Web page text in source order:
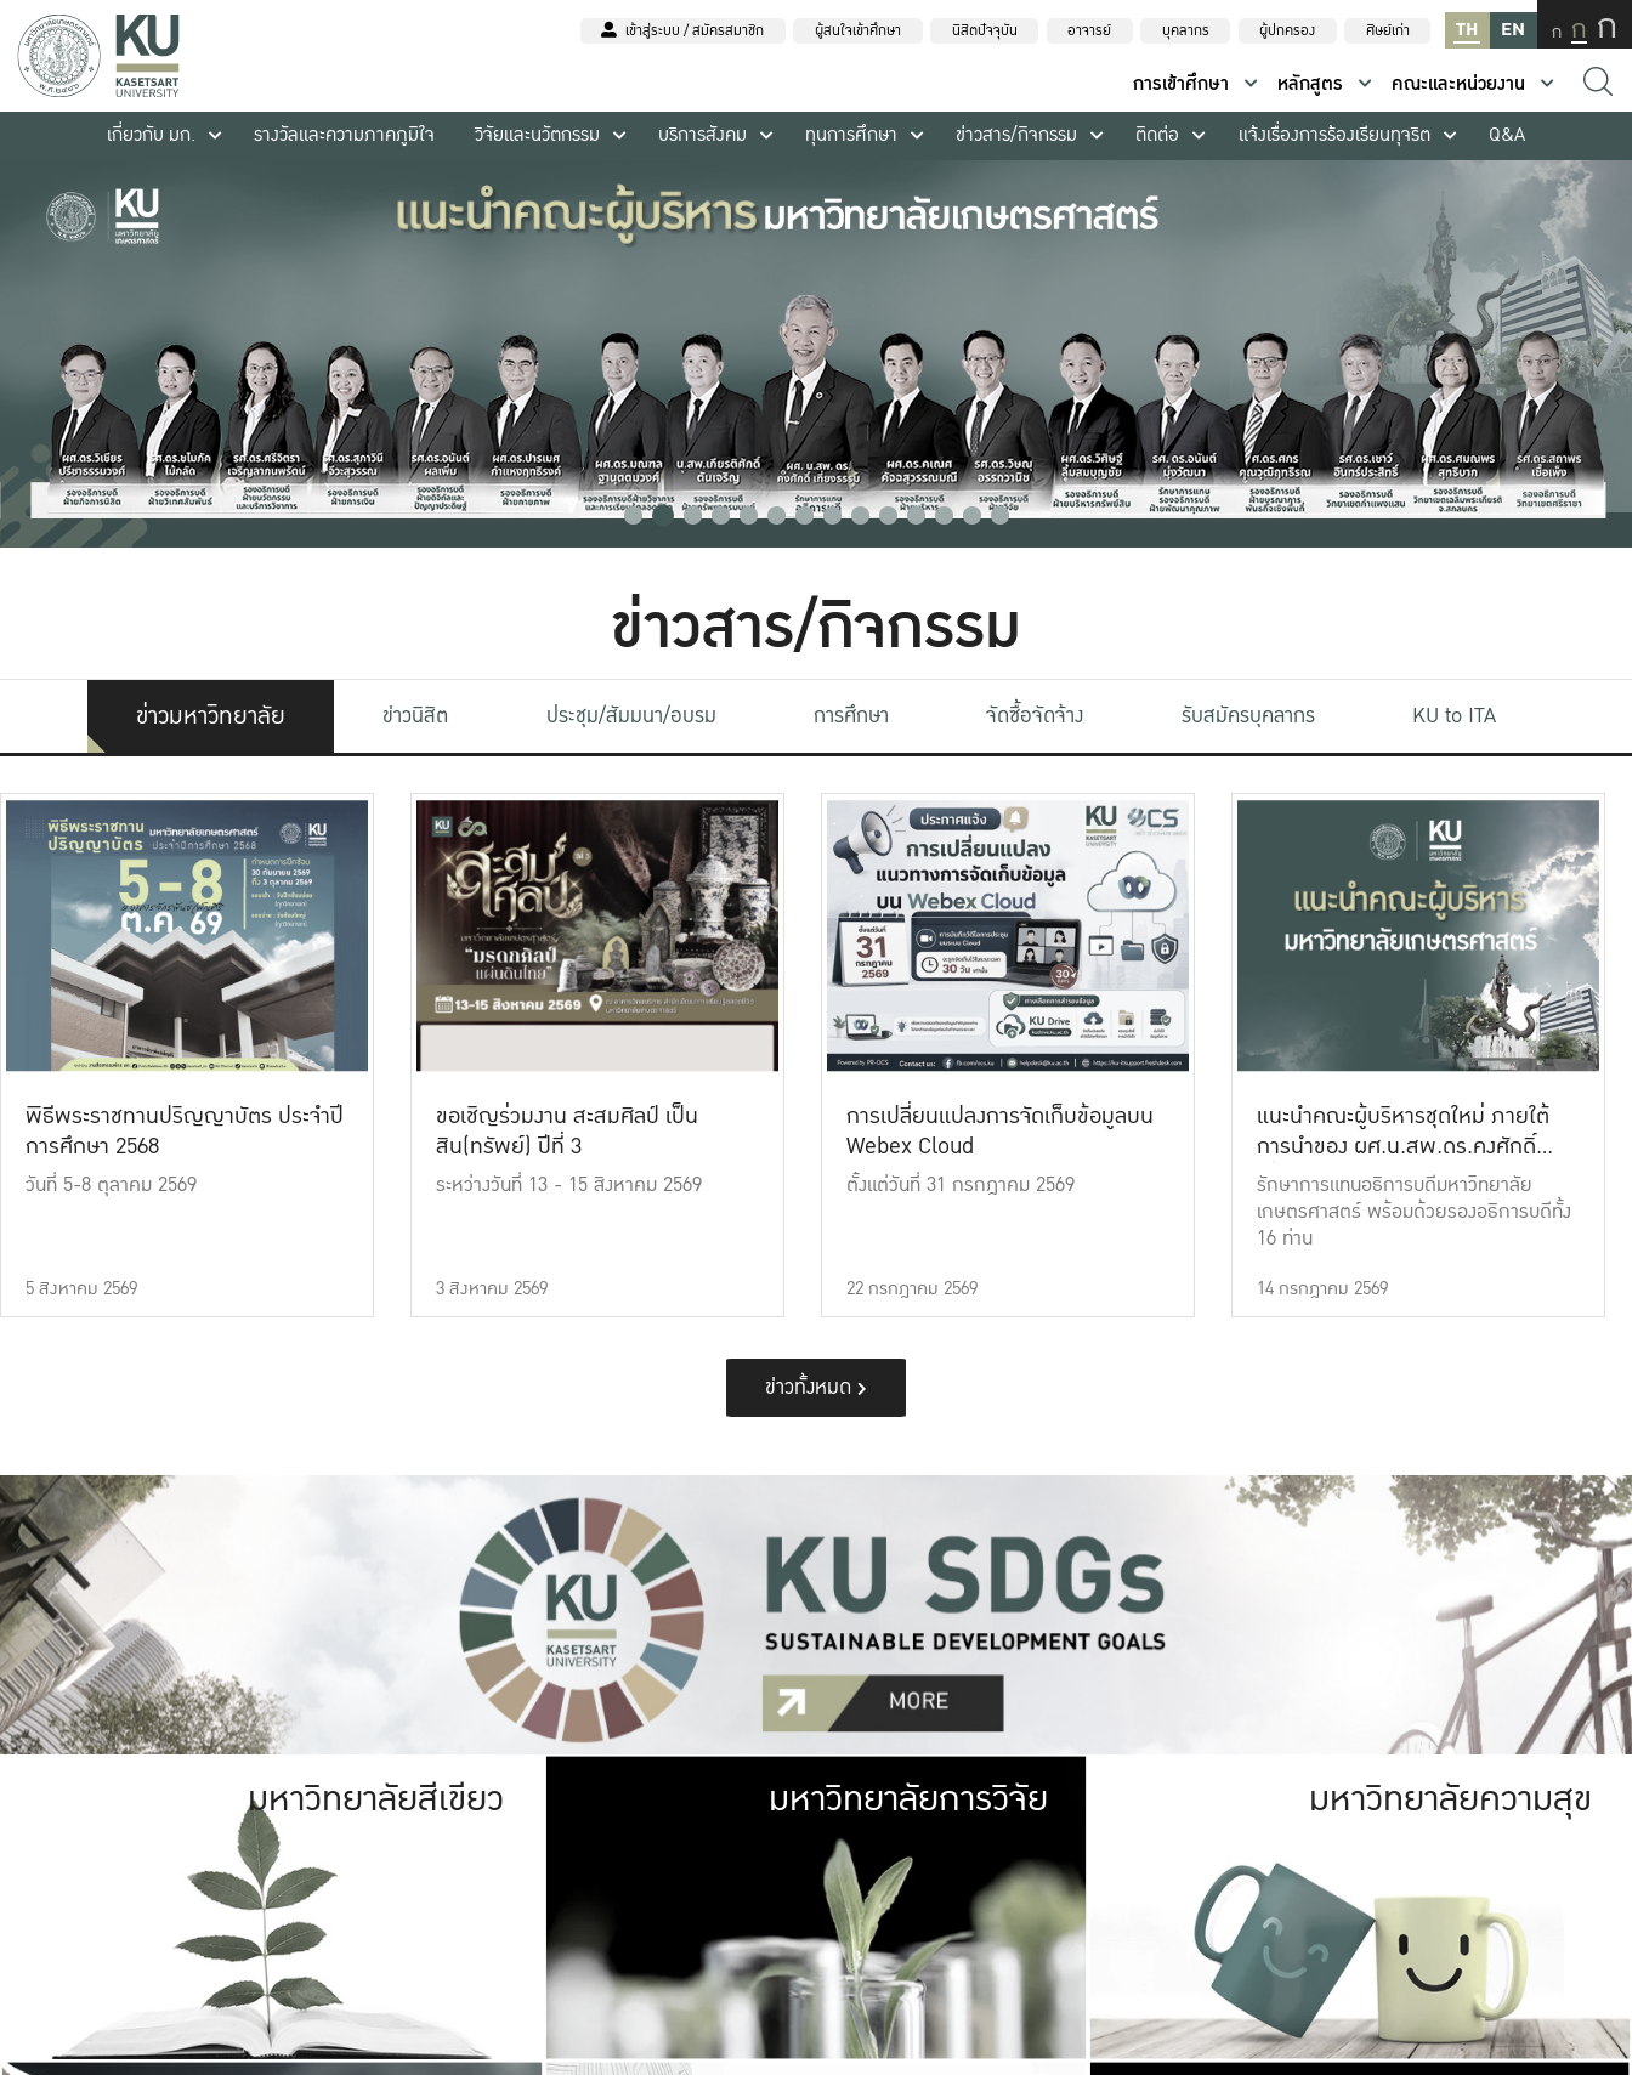
เข้าสู่ระบบ / สมัครสมาชิก ผู้สนใจเข้าศึกษา นิสิตปัจจุบัน อาจารย์ บุคลากร ผู้ปกครอง ศิษย์เก่า TH EN ก ก ก
การเข้าศึกษา หลักสูตร
คณะและหน่วยงาน
เกี่ยวกับ มก.
รางวัลและความภาคภูมิใจ วิจัยและนวัตกรรม บริการสังคม ทุนการศึกษา ข่าวสาร/กิจกรรม ติดต่อ แจ้งเรื่องการร้องเรียนทุจริต Q&A
ข่าวสาร/กิจกรรม
ข่าวมหาวิทยาลัย ข่าวนิสิต ประชุม/สัมมนา/อบรม การศึกษา จัดซื้อจัดจ้าง รับสมัครบุคลากร KU to ITA
พิธีพระราชทานปริญญาบัตร ประจำปี
การศึกษา 2568
วันที่ 5-8 ตุลาคม 2569
5 สิงหาคม 2569
ขอเชิญร่วมงาน สะสมศิลป์ เป็น
สิน(ทรัพย์) ปีที่ 3
ระหว่างวันที่ 13 - 15 สิงหาคม 2569
3 สิงหาคม 2569
การเปลี่ยนแปลงการจัดเก็บข้อมูลบน
Webex Cloud
ตั้งแต่วันที่ 31 กรกฎาคม 2569
22 กรกฎาคม 2569
แนะนำคณะผู้บริหารชุดใหม่ ภายใต้
การนำของ ผศ.น.สพ.ดร.คงศักดิ์
เที่ยงธรรม
รักษาการแทนอธิการบดีมหาวิทยาลัย
เกษตรศาสตร์ พร้อมด้วยรองอธิการบดีทั้ง
16 ท่าน
14 กรกฎาคม 2569
ข่าวทั้งหมด
มหาวิทยาลัยสีเขียว มหาวิทยาลัย
เกษตรศาสตร์ มีพื้นที่เขียวสดใส หนาแน่น
เป็นป่าในเมือง (URBAN FOREST)
เกษตรในเมือง (URBAN AGRICULTURE)
ที่นับรวมกันได้ประมาณ 1,400 ไร่
มหาวิทยาลัยการวิจัย มหาวิทยาลัย
ให้กับประชาชน
มหาวิทยาลัยความสุข